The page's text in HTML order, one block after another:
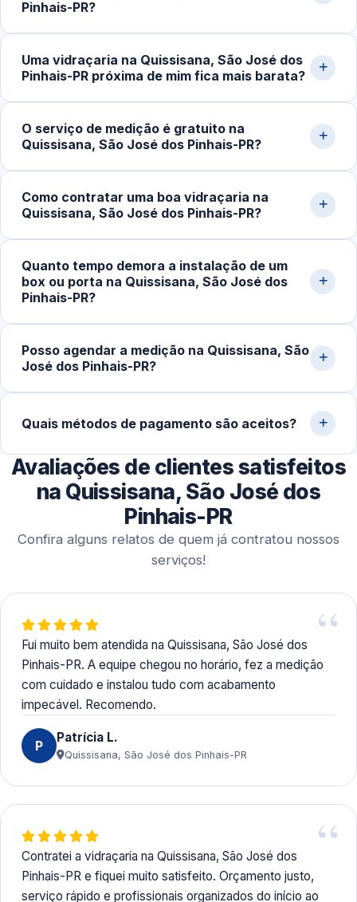
Pinhais-PR?
escritórios, restaurantes e obras em geral em São José
dos Pinhais‑PR. Fazemos medição, projeto, fabricação e
instalação completa.
Uma vidraçaria na Quissisana, São José dos
Pinhais-PR próxima de mim fica mais barata?
por uma vidraçaria próxima da sua localização, os custos
de deslocamento e transporte de vidro tendem a ser
menores.
O serviço de medição é gratuito na
Quissisana, São José dos Pinhais-PR?
orçamento sem compromisso, em residências,
comércios e obras na cidade de São José dos
Pinhais‑PR e região.
Como contratar uma boa vidraçaria na
Quissisana, São José dos Pinhais-PR?
avaliações de clientes, pedir orçamento detalhado e
confirmar a garantia do serviço. Experiência com vidro
Quanto tempo demora a instalação de um
box ou porta na Quissisana, São José dos
Pinhais-PR?
temperado (geralmente 5 a 10 dias úteis), a instalação no
local costuma ser concluída em 2 a 4 horas.
Posso agendar a medição na Quissisana, São
José dos Pinhais-PR?
disponibilidade do cliente, incluindo finais de semana,
serviço.
Quais métodos de pagamento são aceitos?
Disponibilizamos diversas formas de pagamento,
incluindo Pix, dinheiro, cartões de crédito e débito e
transferência bancária.
Avaliações de clientes satisfeitos
na Quissisana, São José dos
Pinhais-PR
Confira alguns relatos de quem já contratou nossos
serviços!
Fui muito bem atendida na Quissisana, São José dos
Pinhais-PR. A equipe chegou no horário, fez a medição
com cuidado e instalou tudo com acabamento
impecável. Recomendo.
P Patrícia L.
Quissisana, São José dos Pinhais-PR
Contratei a vidraçaria na Quissisana, São José dos
Pinhais-PR e fiquei muito satisfeito. Orçamento justo,
serviço rápido e profissionais organizados do início ao